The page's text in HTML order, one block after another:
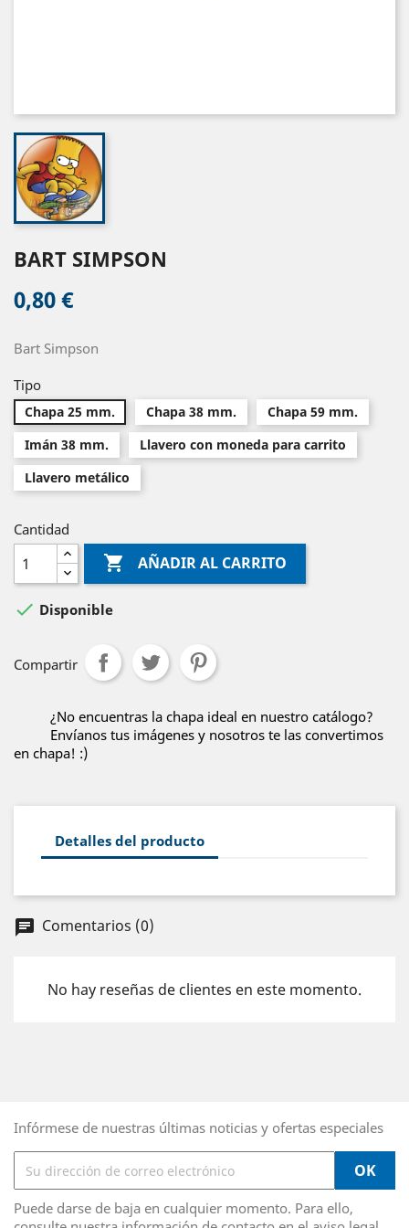
BART SIMPSON
0,80 €
Bart Simpson
Tipo
Chapa 25 mm. Chapa 38 mm.
Chapa 59 mm.
Imán 38 mm.
Llavero con moneda para carrito
Llavero metálico
Cantidad
 AÑADIR AL CARRITO
 Disponible
Compartir
¿No encuentras la chapa ideal en nuestro catálogo?
Envíanos tus imágenes y nosotros te las convertimos
en chapa! :)
Detalles del producto
chat Comentarios (0)
No hay reseñas de clientes en este momento.
Infórmese de nuestras últimas noticias y ofertas especiales
Puede darse de baja en cualquier momento. Para ello,